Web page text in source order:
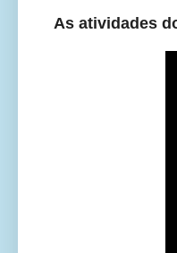
As atividades